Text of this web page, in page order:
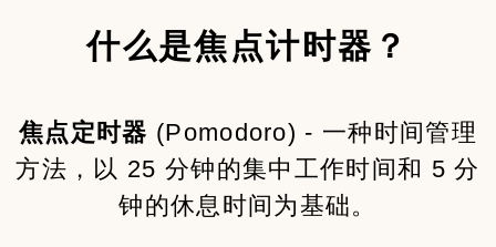
什么是焦点计时器？
焦点定时器 (Pomodoro) - 一种时间管理
方法，以 25 分钟的集中工作时间和 5 分
钟的休息时间为基础。